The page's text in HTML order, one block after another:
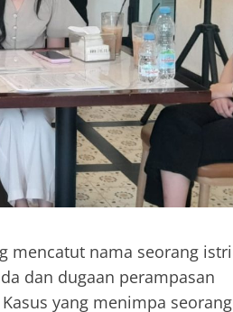
mencatut nama seorang istri
dan dugaan perampasan
yang menimpa seorang